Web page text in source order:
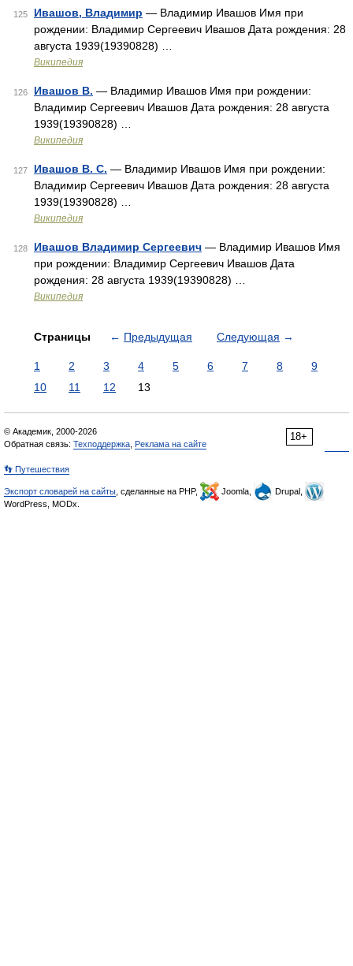
125 Ивашов, Владимир — Владимир Ивашов Имя при
рождении: Владимир Сергеевич Ивашов Дата рождения: 28
августа 1939(19390828) …
Википедия
126 Ивашов В. — Владимир Ивашов Имя при рождении:
Владимир Сергеевич Ивашов Дата рождения: 28 августа
1939(19390828) …
Википедия
127 Ивашов В. С. — Владимир Ивашов Имя при рождении:
Владимир Сергеевич Ивашов Дата рождения: 28 августа
1939(19390828) …
Википедия
128 Ивашов Владимир Сергеевич — Владимир Ивашов Имя
при рождении: Владимир Сергеевич Ивашов Дата
рождения: 28 августа 1939(19390828) …
Википедия
Страницы ← Предыдущая Следующая →
1 2 3 4 5 6 7 8
9
10
11 12 13
18+
© Академик, 2000-2026
Обратная связь: Техподдержка Реклама на сайте
👣 Путешествия
Экспорт словарей на сайты , сделанные на PHP, Joomla,
Drupal,
WordPress, MODx.